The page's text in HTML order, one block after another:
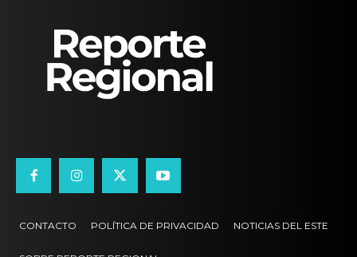
CONTACTO POLÍTICA DE PRIVACIDAD NOTICIAS DEL ESTE